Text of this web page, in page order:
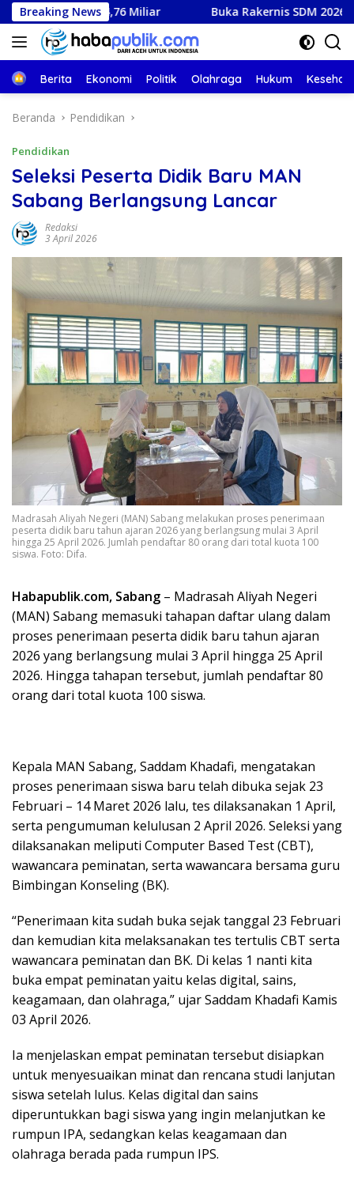
Langsung
ke
konten
Breaking News
Rp4,76 Miliar Buka Rakernis SDM 2026, Kapolda
Beranda
Berita Ekonomi Politik Olahraga Hukum
Beranda Pendidikan
Pendidikan
Seleksi Peserta Didik Baru MAN
Sabang Berlangsung Lancar
Redaksi
3 April 2026
Madrasah Aliyah Negeri (MAN) Sabang melakukan proses penerimaan
peserta didik baru tahun ajaran 2026 yang berlangsung mulai 3 April
hingga 25 April 2026. Jumlah pendaftar 80 orang dari total kuota 100
siswa. Foto: Difa.
Habapublik.com, Sabang – Madrasah Aliyah Negeri
(MAN) Sabang memasuki tahapan daftar ulang dalam
proses penerimaan peserta didik baru tahun ajaran
2026 yang berlangsung mulai 3 April hingga 25 April
2026. Hingga tahapan tersebut, jumlah pendaftar 80
orang dari total kuota 100 siswa.
Kepala MAN Sabang, Saddam Khadafi, mengatakan
proses penerimaan siswa baru telah dibuka sejak 23
Februari – 14 Maret 2026 lalu, tes dilaksanakan 1 April,
serta pengumuman kelulusan 2 April 2026. Seleksi yang
dilaksanakan meliputi Computer Based Test (CBT),
wawancara peminatan, serta wawancara bersama guru
Bimbingan Konseling (BK).
“Penerimaan kita sudah buka sejak tanggal 23 Februari
dan kemudian kita melaksanakan tes tertulis CBT serta
wawancara peminatan dan BK. Di kelas 1 nanti kita
buka empat peminatan yaitu kelas digital, sains,
keagamaan, dan olahraga,” ujar Saddam Khadafi Kamis
03 April 2026.
Ia menjelaskan empat peminatan tersebut disiapkan
untuk menyesuaikan minat dan rencana studi lanjutan
siswa setelah lulus. Kelas digital dan sains
diperuntukkan bagi siswa yang ingin melanjutkan ke
rumpun IPA, sedangkan kelas keagamaan dan
olahraga berada pada rumpun IPS.